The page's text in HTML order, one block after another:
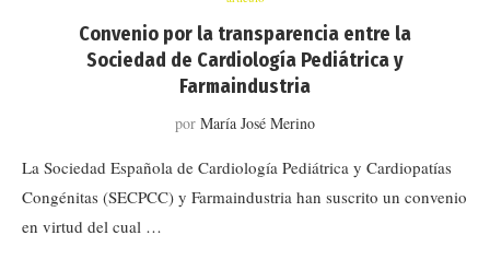
Convenio por la transparencia entre la
Sociedad de Cardiología Pediátrica y
Farmaindustria
por María José Merino
La Sociedad Española de Cardiología Pediátrica y Cardiopatías
Congénitas (SECPCC) y Farmaindustria han suscrito un convenio
en virtud del cual …